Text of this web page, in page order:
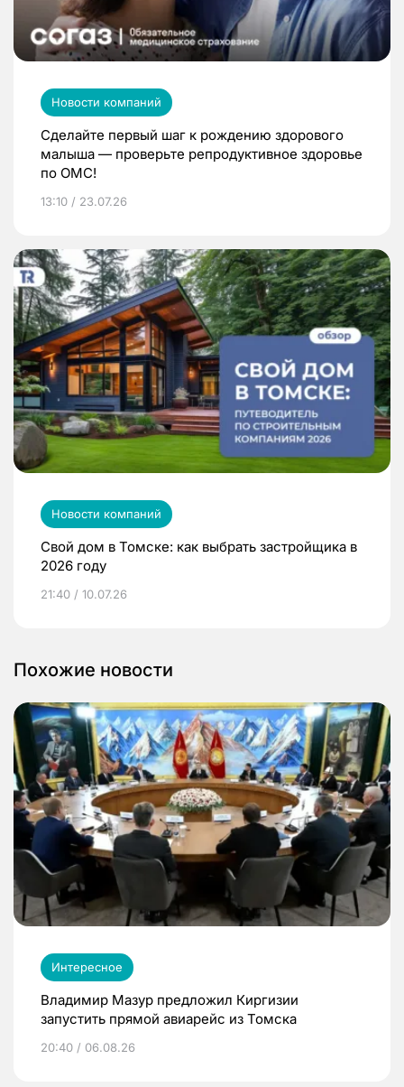
Новости компаний
Сделайте первый шаг к рождению здорового
малыша — проверьте репродуктивное здоровье
по ОМС!
13:10 / 23.07.26
Новости компаний
Свой дом в Томске: как выбрать застройщика в
2026 году
21:40 / 10.07.26
Похожие новости
Интересное
Владимир Мазур предложил Киргизии
запустить прямой авиарейс из Томска
20:40 / 06.08.26